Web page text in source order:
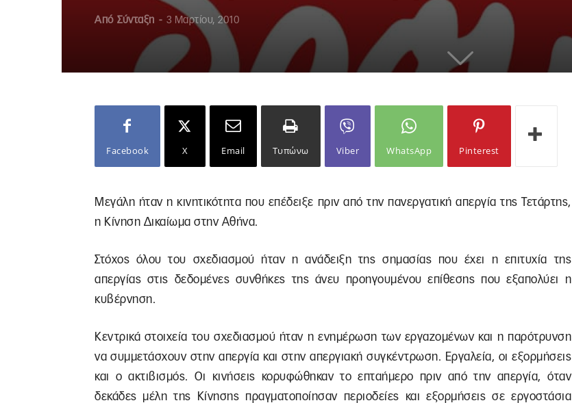
Από Σύνταξη - 3 Μαρτίου, 2010
Facebook X Email Τυπώνω Viber WhatsApp Pinterest
Μεγάλη ήταν η κινητικότητα που επέδειξε πριν από την πανεργατική απεργία της Τετάρτης,
η Κίνηση Δικαίωμα στην Αθήνα.
Στόχος όλου του σχεδιασμού ήταν η ανάδειξη της σημασίας που έχει η επιτυχία της
απεργίας στις δεδομένες συνθήκες της άνευ προηγουμένου επίθεσης που εξαπολύει η
κυβέρνηση.
Κεντρικά στοιχεία του σχεδιασμού ήταν η ενημέρωση των εργαζομένων και η παρότρυνση
να συμμετάσχουν στην απεργία και στην απεργιακή συγκέντρωση. Εργαλεία, οι εξορμήσεις
και ο ακτιβισμός. Οι κινήσεις κορυφώθηκαν το επταήμερο πριν από την απεργία, όταν
δεκάδες μέλη της Κίνησης πραγματοποίησαν περιοδείες και εξορμήσεις σε εργοστάσια